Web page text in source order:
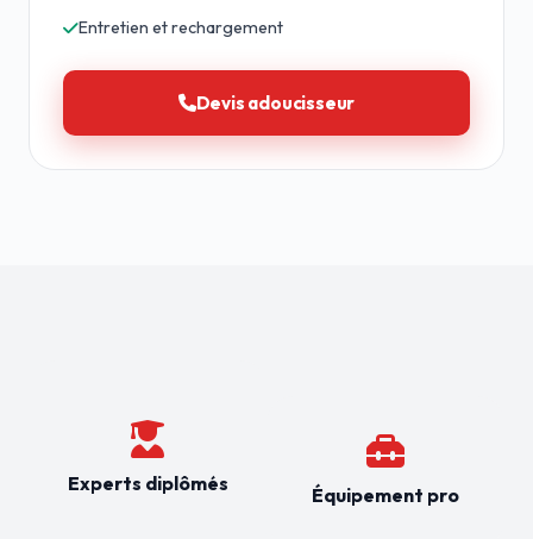
Entretien et rechargement
Devis adoucisseur
Experts diplômés Équipement pro